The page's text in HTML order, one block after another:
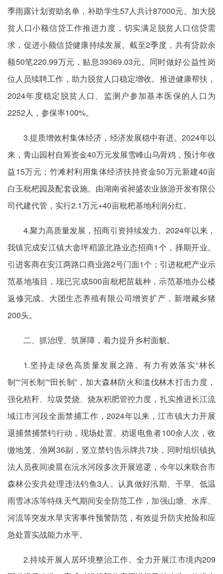
季雨露计划资助名单，补助学生57人共计87000元。加大脱
贫人口小额信贷工作推进力度，切实满足脱贫人口信贷需
求，促进小额信贷健康持续发展。截至2季度，共有贷款余
额50笔220.99万元，贴息39369.03元。同时做好公益性岗
位人员续聘工作，助力脱贫人口稳定增收。推进健康帮扶，
2024年度稳定脱贫人口、监测户参加基本医保的人口为
2252人，参保率100%。
3.提质增效村集体经济，经济发展稳中有进。2024年以
来，青山园村自筹资金40万元发展雪峰山乌骨鸡，预计年收
益15万元；竹滩村利用集体经济扶持资金50万元新建40亩
白玉枇杷园及配套设施。由湖南省昶盛农业旅游开发有限公
司代建代管，实行2.1万元+40亩枇杷基地利润分红。
4.聚力高质量发展，招商引资持续发力。2024年以来，
我镇完成安江镇大畲坪稻源北路业态招商1个，择期开业。
引进客商在安江两路口商业路2号门面1个；引进枇杷产业示
范基地项目，现已完成500亩枇杷苗栽种，示范基地办公楼
返修完成。大团生态养殖有限公司增资扩产，新增藏乡猪
200头。
二、抓治理、筑屏障，着力提升乡村面貌。
1.坚持走绿色高质量发展之路。有力有效落实“林长
制”“河长制”“田长制”，加大森林防火和滥伐林木打击力度，
强化秸秆、垃圾焚烧、烧灰积肥管控力度，扎实推进长江流
域江市河段全面禁捕工作，2024年以来，江市镇大力开展
退捕禁捕禁钓行动，现场处置、劝退电鱼者100余人次，收
缴地笼、渔网36副，竖立禁钓告示牌共7块，同时组织镇执
法人员夜间凌晨在沅水河段多次开展巡逻，今年以来联合市
森林公安共处理违法钓鱼3人。认真做好汛期、干旱、低温
雨雪冰冻等特殊天气期间安全防范工作，加强山塘、水库、
河流等突发水旱灾害事件预警防范，有效提升防灾抢险和应
急处置实战能力水平。
2.持续开展人居环境整治工作。全力开展江市境内209